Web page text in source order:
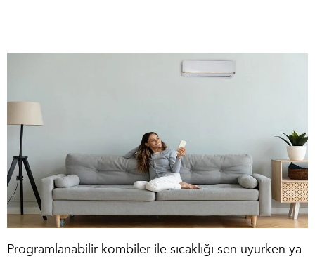
Programlanabilir kombiler ile sıcaklığı sen uyurken ya